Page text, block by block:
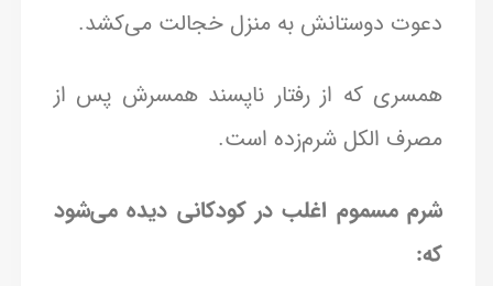
دعوت دوستانش به منزل خجالت می‌کشد.
همسری که از رفتار ناپسند همسرش پس از
مصرف الکل شرم‌زده است.
شرم مسموم اغلب در کودکانی دیده می‌شود
که: